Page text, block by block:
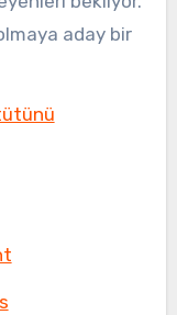
aday bir